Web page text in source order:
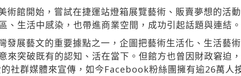
術館開始，嘗試在捷運站燈箱展覽藝術、販賣夢想的活
生活中感染，也帶進商業空間，成功引起話題與連結。
發展藝文的重要據點之一，企圖把藝術生活化、生活藝
來突破既有的認知、活在當下。但館方也曾因財政窘迫
社群媒體來宣傳，如今Facebook粉絲團擁有逾26萬人